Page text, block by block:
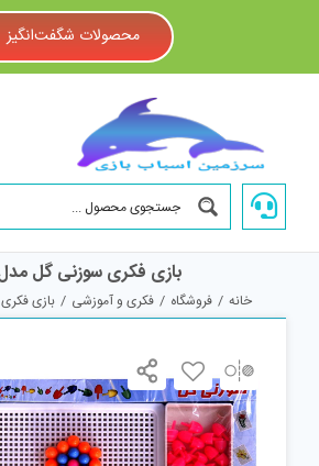
محصولات شگفت‌انگیز
بازی فکری سوزنی گل
خانه / فروشگاه / فکری و آموزشی / بازی